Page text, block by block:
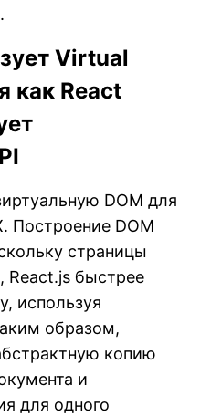
Virtual
как React
DOM для
Построение DOM
страницы
React.js быстрее
используя
образом,
копию
и
для одного